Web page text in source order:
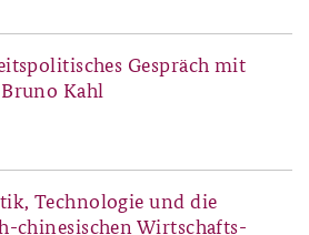
Gespräch mit
Kahl
Technologie und die
chinesischen Wirtschafts­